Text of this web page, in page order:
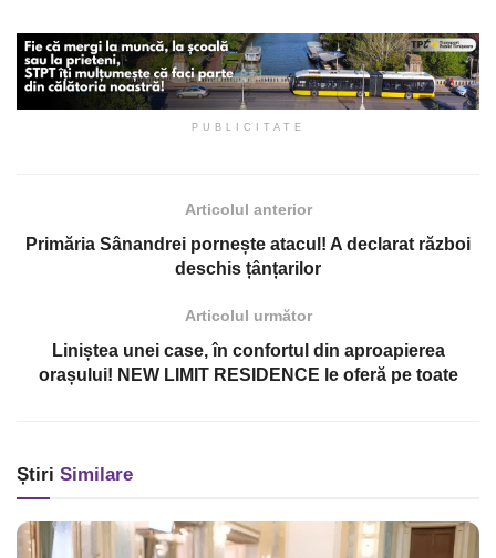
PUBLICITATE
Articolul anterior
Primăria Sânandrei pornește atacul! A declarat război
deschis țânțarilor
Articolul următor
Liniștea unei case, în confortul din aproapierea
orașului! NEW LIMIT RESIDENCE le oferă pe toate
Știri Similare